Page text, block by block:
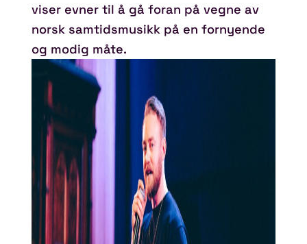
viser evner til å gå foran på vegne av
norsk samtidsmusikk på en fornyende
og modig måte.